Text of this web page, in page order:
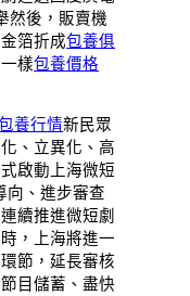
然後，販賣機
箔折成包養俱
樣包養價格
養行情新民眾
、立異化、高
啟動上海微短
向、進步審查
續推進微短劇
，上海將進一
節，延長審核
目儲蓄、盡快